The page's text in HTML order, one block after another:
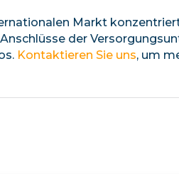
Markt
der
Kontaktieren Sie uns, um